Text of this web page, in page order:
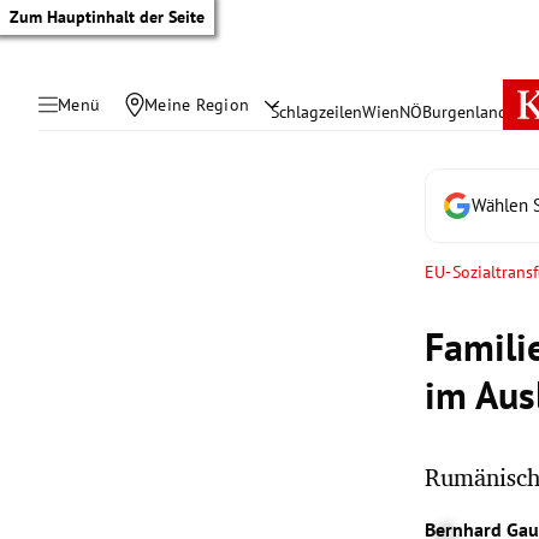
Zum Hauptinhalt der Seite
Menü Meine Region SchlagzeilenWienNÖBurgenland
Wählen
EU-
im
Bernhard